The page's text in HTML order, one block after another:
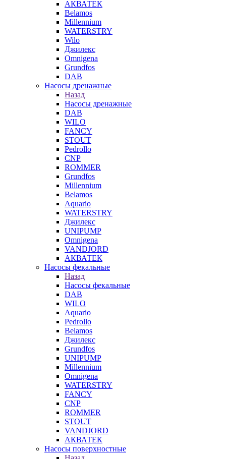
АКВАТЕК
Belamos
Millennium
WATERSTRY
Wilo
Джилекс
Omnigena
Grundfos
DAB
Насосы дренажные
Назад
Насосы дренажные
DAB
WILO
FANCY
STOUT
Pedrollo
CNP
ROMMER
Grundfos
Millennium
Belamos
Aquario
WATERSTRY
Джилекс
UNIPUMP
Omnigena
VANDJORD
АКВАТЕК
Насосы фекальные
Назад
Насосы фекальные
DAB
WILO
Aquario
Pedrollo
Belamos
Джилекс
Grundfos
UNIPUMP
Millennium
Omnigena
WATERSTRY
FANCY
CNP
ROMMER
STOUT
VANDJORD
АКВАТЕК
Насосы поверхностные